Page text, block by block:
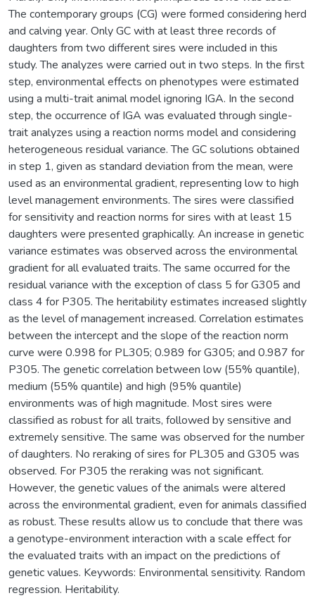
The contemporary groups (CG) were formed considering herd
and calving year. Only GC with at least three records of
daughters from two different sires were included in this
study. The analyzes were carried out in two steps. In the first
step, environmental effects on phenotypes were estimated
using a multi-trait animal model ignoring IGA. In the second
step, the occurrence of IGA was evaluated through single-
trait analyzes using a reaction norms model and considering
heterogeneous residual variance. The GC solutions obtained
in step 1, given as standard deviation from the mean, were
used as an environmental gradient, representing low to high
level management environments. The sires were classified
for sensitivity and reaction norms for sires with at least 15
daughters were presented graphically. An increase in genetic
variance estimates was observed across the environmental
gradient for all evaluated traits. The same occurred for the
residual variance with the exception of class 5 for G305 and
class 4 for P305. The heritability estimates increased slightly
as the level of management increased. Correlation estimates
between the intercept and the slope of the reaction norm
curve were 0.998 for PL305; 0.989 for G305; and 0.987 for
P305. The genetic correlation between low (55% quantile),
medium (55% quantile) and high (95% quantile)
environments was of high magnitude. Most sires were
classified as robust for all traits, followed by sensitive and
extremely sensitive. The same was observed for the number
of daughters. No reraking of sires for PL305 and G305 was
observed. For P305 the reraking was not significant.
However, the genetic values of the animals were altered
across the environmental gradient, even for animals classified
as robust. These results allow us to conclude that there was
a genotype-environment interaction with a scale effect for
the evaluated traits with an impact on the predictions of
genetic values. Keywords: Environmental sensitivity. Random
regression. Heritability.